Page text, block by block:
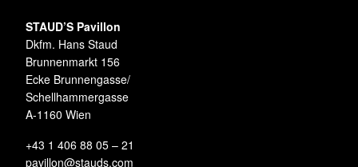
STAUD’S Pavillon
Dkfm. Hans Staud
Brunnenmarkt 156
Ecke Brunnengasse/
Schellhammergasse
A-1160 Wien
+43 1 406 88 05 – 21
pavillon@stauds.com